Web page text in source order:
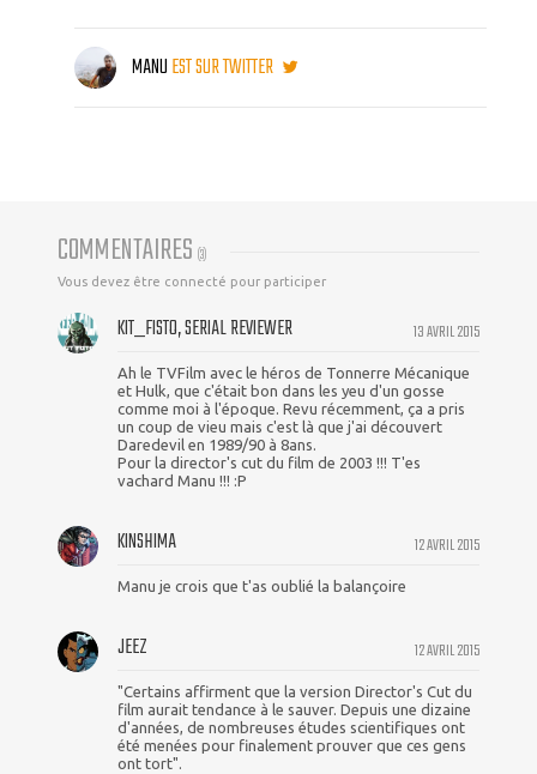
MANUEST SUR TWITTER
COMMENTAIRES (3)
Vous devez être connecté pour participer
13 AVRIL 2015
KIT_FISTO, SERIAL REVIEWER
Ah le TVFilm avec le héros de Tonnerre Mécanique
et Hulk, que c'était bon dans les yeu d'un gosse
comme moi à l'époque. Revu récemment, ça a pris
un coup de vieu mais c'est là que j'ai découvert
Daredevil en 1989/90 à 8ans.
Pour la director's cut du film de 2003 !!! T'es
vachard Manu !!! :P
12 AVRIL 2015
KINSHIMA
Manu je crois que t'as oublié la balançoire
12 AVRIL 2015
JEEZ
"Certains affirment que la version Director's Cut du
film aurait tendance à le sauver. Depuis une dizaine
d'années, de nombreuses études scientifiques ont
été menées pour finalement prouver que ces gens
ont tort".